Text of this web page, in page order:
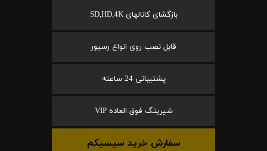
بازگشای کانالهای SD,HD,4K
قابل نصب روی انواع رسیور
پشتیبانی 24 ساعته
شیرینگ فوق العاده VIP
سفارش خرید سیسیکم